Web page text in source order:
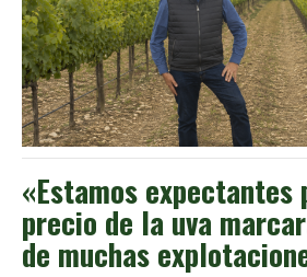
«Estamos expectantes
precio de la uva
de muchas